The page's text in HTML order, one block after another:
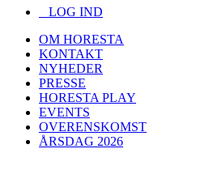
LOG IND
OM HORESTA
KONTAKT
NYHEDER
PRESSE
HORESTA PLAY
EVENTS
OVERENSKOMST
ÅRSDAG 2026